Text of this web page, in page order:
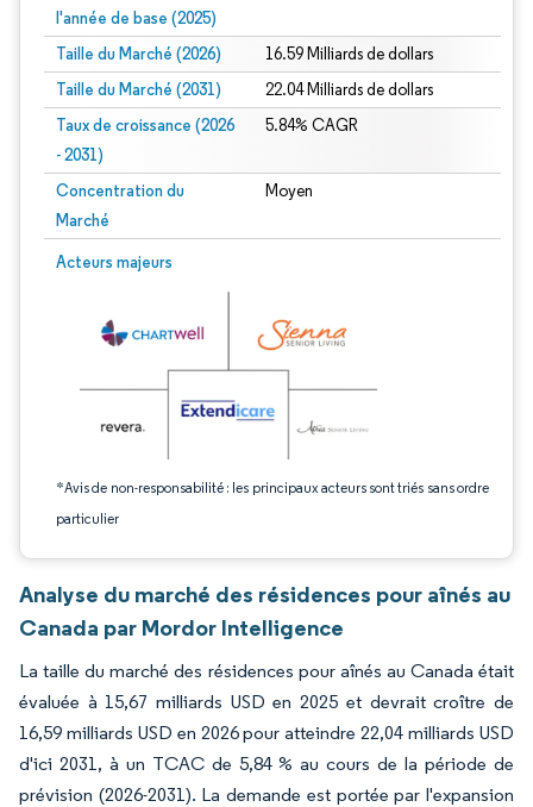
l'année de base (2025)
Taille du Marché (2026) 16.59 Milliards de dollars
Taille du Marché (2031) 22.04 Milliards de dollars
Taux de croissance (2026
- 2031)
5.84% CAGR
Concentration du
Marché
Moyen
Acteurs majeurs
*Avis de non-responsabilité : les principaux acteurs sont triés sans ordre
particulier
Image © Mordor Intelligence. La réutilisation nécessite une attribution sous CC
Analyse du marché des résidences pour aînés au
Canada par Mordor Intelligence
La taille du marché des résidences pour aînés au Canada était
évaluée à 15,67 milliards USD en 2025 et devrait croître de
16,59 milliards USD en 2026 pour atteindre 22,04 milliards USD
d'ici 2031, à un TCAC de 5,84 % au cours de la période de
prévision (2026-2031). La demande est portée par l'expansion